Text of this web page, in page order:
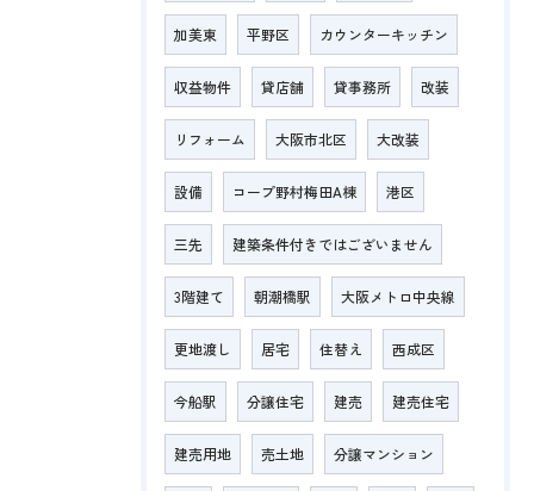
加美東 平野区 カウンターキッチン
収益物件 貸店舗 貸事務所 改装
リフォーム 大阪市北区 大改装
設備 コープ野村梅田A棟 港区
三先 建築条件付きではございません
3階建て 朝潮橋駅 大阪メトロ中央線
更地渡し 居宅 住替え 西成区
今船駅 分譲住宅 建売 建売住宅
建売用地 売土地 分譲マンション